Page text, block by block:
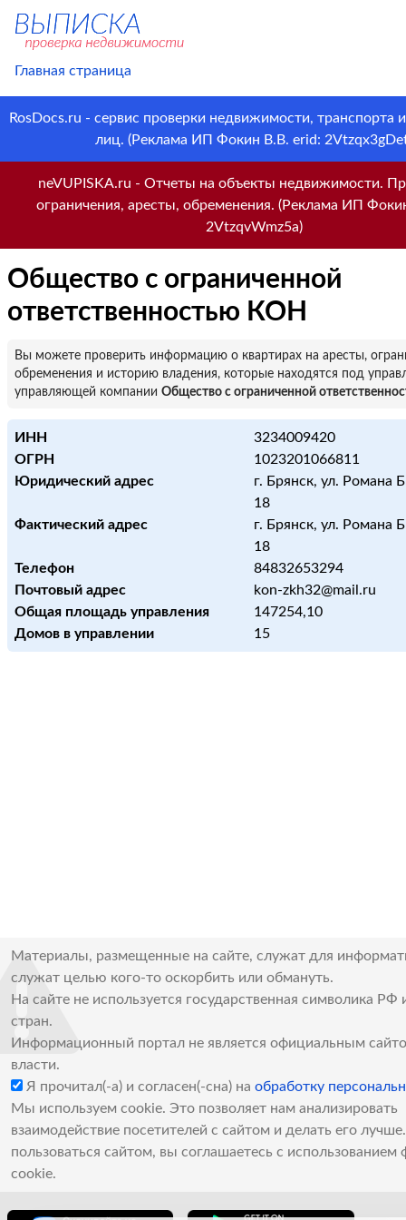
Главная страница
RosDocs.ru - сервис проверки недвижимости, транспорта
лиц. (Реклама ИП Фокин В.В. erid:
neVUPISKA.ru - Отчеты на объекты недвижимости.
ограничения, аресты, обременения. (Реклама ИП
2VtzqvWmz5a)
Общество с ограниченной
ответственностью КОН
Вы можете проверить информацию о квартирах на аресты,
обременения и историю владения, которые находятся под
управляющей компании Общество с ограниченной
ИНН
3234009420
ОГРН
1023201066811
Юридический адрес
г. Брянск, ул. Романа
18
Фактический адрес
г. Брянск, ул. Романа
18
Телефон
84832653294
Почтовый адрес
kon-zkh32@mail.ru
Общая площадь управления
147254,10
Домов в управлении
15
Материалы, размещенные на сайте, служат для
служат целью кого-то оскорбить или обмануть.
На сайте не используется государственная символика РФ
стран.
Информационный портал не является официальным
власти.
Я прочитал(-а) и согласен(-сна) на обработку
Мы используем cookie. Это позволяет нам анализировать
взаимодействие посетителей с сайтом и делать его
пользоваться сайтом, вы соглашаетесь с использованием
cookie.